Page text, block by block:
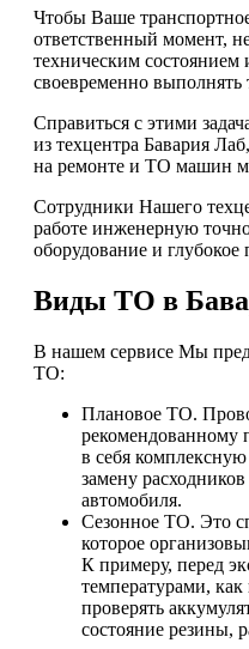
Чтобы Ваше
ответственный момент,
техническим состоянием
своевременно выполнять
Справиться с этими
из техцентра Бавария
на ремонте и ТО машин
Сотрудники Нашего
работе инженерную
оборудование и
Виды ТО в
В нашем сервисе Мы
ТО:
Плановое ТО.
рекомендованному
в себя
замену
автомобиля.
Сезонное ТО. Это
которое
К примеру, перед
температурами,
проверять
состояние резины,